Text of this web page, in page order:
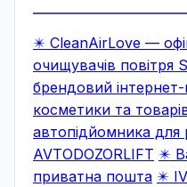
✴️ CleanAirLove —
очищувачів повітря
брендовий інтернет-
косметики та
автопідйомника
AVTODOZORLIFT ✴️
приватна пошта ✴️